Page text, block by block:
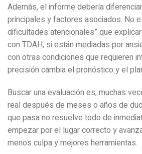
Además, el informe debería
principales y factores asociados. No
dificultades atencionales” que
con TDAH, si están mediadas por
con otras condiciones que requieren
precisión cambia el pronóstico y el
Buscar una evaluación es, muchas
real después de meses o años de
que pasa no resuelve todo de
empezar por el lugar correcto y
menos culpa y mejores herramientas.